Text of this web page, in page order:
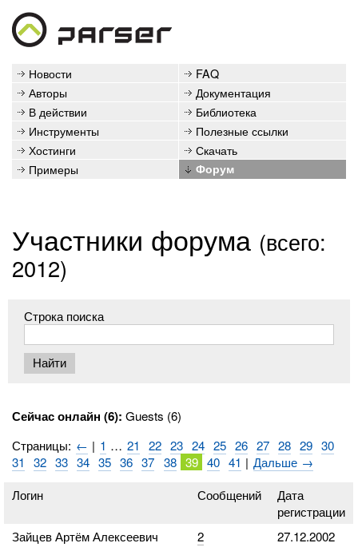
Новости
FAQ
Авторы
Документация
В действии
Библиотека
Инструменты
Полезные ссылки
Хостинги
Скачать
Примеры
Форум
Участники форума (всего:
2012)
Строка поиска
Сейчас онлайн (6):Guests (6)
Страницы: ← | 1 … 21 22 23 24 25 26 27 28 29 30
31
32 33 34 35 36 37 38 39 40 41 | Дальше →
Логин
Сообщений
Дата
регистрации
Зайцев Артём Алексеевич
2
27.12.2002